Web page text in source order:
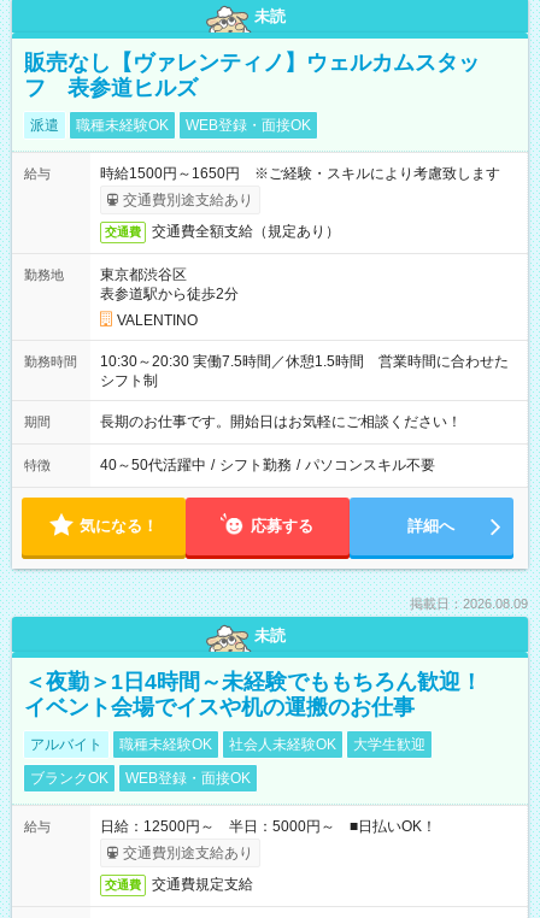
未読
販売なし【ヴァレンティノ】ウェルカムスタッ
フ 表参道ヒルズ
派遣 職種未経験OK WEB登録・面接OK
給与
時給1500円～1650円 ※ご経験・スキルにより考慮致します
交通費別途支給あり
交通費 交通費全額支給（規定あり）
勤務地
東京都渋谷区
表参道駅から徒歩2分
VALENTINO
勤務時間
10:30～20:30 実働7.5時間／休憩1.5時間 営業時間に合わせた
シフト制
期間 長期のお仕事です。開始日はお気軽にご相談ください！
特徴 40～50代活躍中 / シフト勤務 / パソコンスキル不要
気になる！ 応募する 詳細へ
掲載日：2026.08.09
未読
＜夜勤＞1日4時間～未経験でももちろん歓迎！
イベント会場でイスや机の運搬のお仕事
アルバイト 職種未経験OK 社会人未経験OK
大学生歓迎
ブランクOK
WEB登録・面接OK
給与
日給：12500円～ 半日：5000円～ ■日払いOK！
交通費別途支給あり
交通費 交通費規定支給